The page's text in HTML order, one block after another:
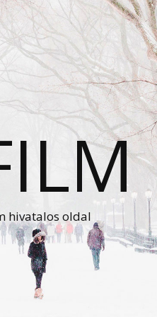
hivatalos oldal